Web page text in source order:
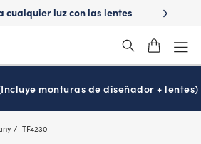
¿Es hora de tu examen de la
monturas de diseñador + lentes)
TF4230